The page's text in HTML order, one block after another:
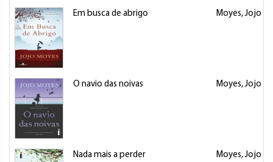
Em busca de abrigo Moyes, Jojo
O navio das noivas Moyes, Jojo
Nada mais a perder Moyes, Jojo